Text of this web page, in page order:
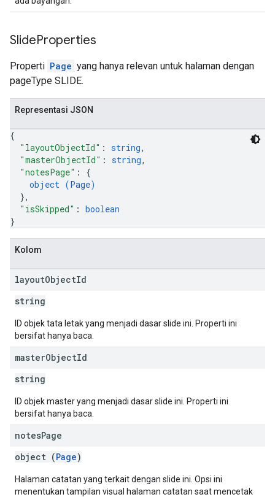
SlideProperties
Properti Page yang hanya relevan untuk halaman dengan
pageType SLIDE.
Representasi JSON
{
"layoutObjectId" : string,
"masterObjectId" : string,
"notesPage" : {
object (Page)
},
"isSkipped" : boolean
}
Kolom
layoutObjectId
string
ID objek tata letak yang menjadi dasar slide ini. Properti ini
bersifat hanya baca.
masterObjectId
string
ID objek master yang menjadi dasar slide ini. Properti ini
bersifat hanya baca.
notesPage
object (Page)
Halaman catatan yang terkait dengan slide ini. Opsi ini
menentukan tampilan visual halaman catatan saat mencetak